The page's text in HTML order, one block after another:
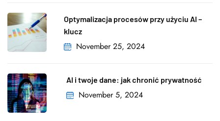
Optymalizacja procesów przy użyciu AI –
klucz
November 25, 2024
AI i twoje dane: jak chronić prywatność
November 5, 2024